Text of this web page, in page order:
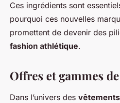
Ces ingrédients sont
pourquoi ces nouvelles
promettent de devenir des
fashion athlétique.
Offres et gammes
Dans l’univers des